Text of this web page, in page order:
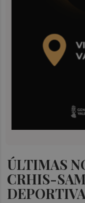
ÚLTIMAS
CRHIS-
DEPORTIVA